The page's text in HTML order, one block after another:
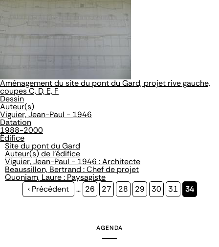
Aménagement du site du pont du Gard, projet rive gauche,
coupes C, D, E, F
Dessin
Auteur(s)
Viguier, Jean-Paul - 1946
Datation
1988-2000
Édifice
Site du pont du Gard
Auteur(s) de l'édifice
Viguier, Jean-Paul - 1946 : Architecte
Beaussillon, Bertrand : Chef de projet
Quoniam, Laure : Paysagiste
Page
‹ Précédent … Page
26 Page
27 Page
28 Page
29 Page
30 Page
31
Page
34
AGENDA